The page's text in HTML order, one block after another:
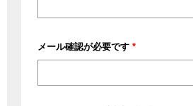
号
ど (オ
メール確認が必要です *